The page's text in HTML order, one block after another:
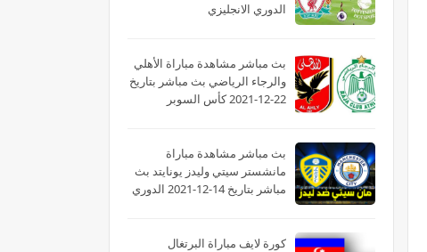
الدوري الانجليزي
بث مباشر مشاهدة مباراة الأهلي
والرجاء الرياضي بث مباشر بتاريخ
22-12-2021 كأس السوبر
بث مباشر مشاهدة مباراة
مانشستر سيتي وليدز يونايتد بث
مباشر بتاريخ 14-12-2021 الدوري
كورة لايف مباراة البرتغال